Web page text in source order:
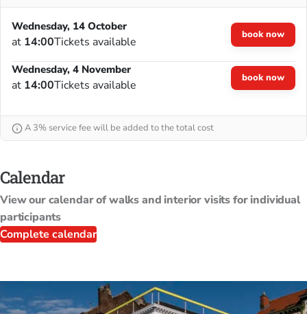
Wednesday, 14 October
at 14:00Tickets available
book now
Wednesday, 4 November
at 14:00Tickets available
book now
A 3% service fee will be added to the total cost
Calendar
View our calendar of walks and interior visits for individual
participants
Complete calendar